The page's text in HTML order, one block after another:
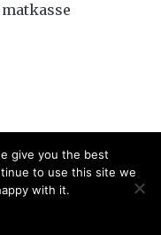
KITCHEN
give you the best
to use this site we
with it.